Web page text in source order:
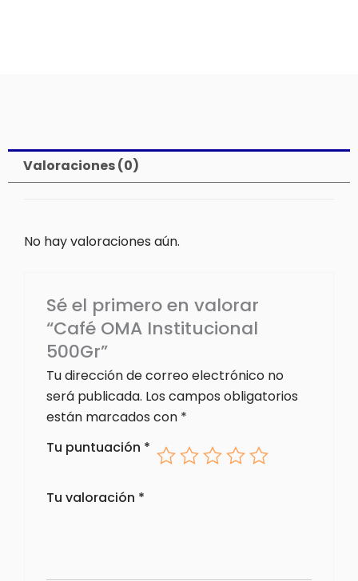
Valoraciones (0)
No hay valoraciones aún.
Sé el primero en valorar
“Café OMA Institucional
500Gr”
Tu dirección de correo electrónico no
será publicada. Los campos obligatorios
están marcados con *
Tu puntuación *
Tu valoración *